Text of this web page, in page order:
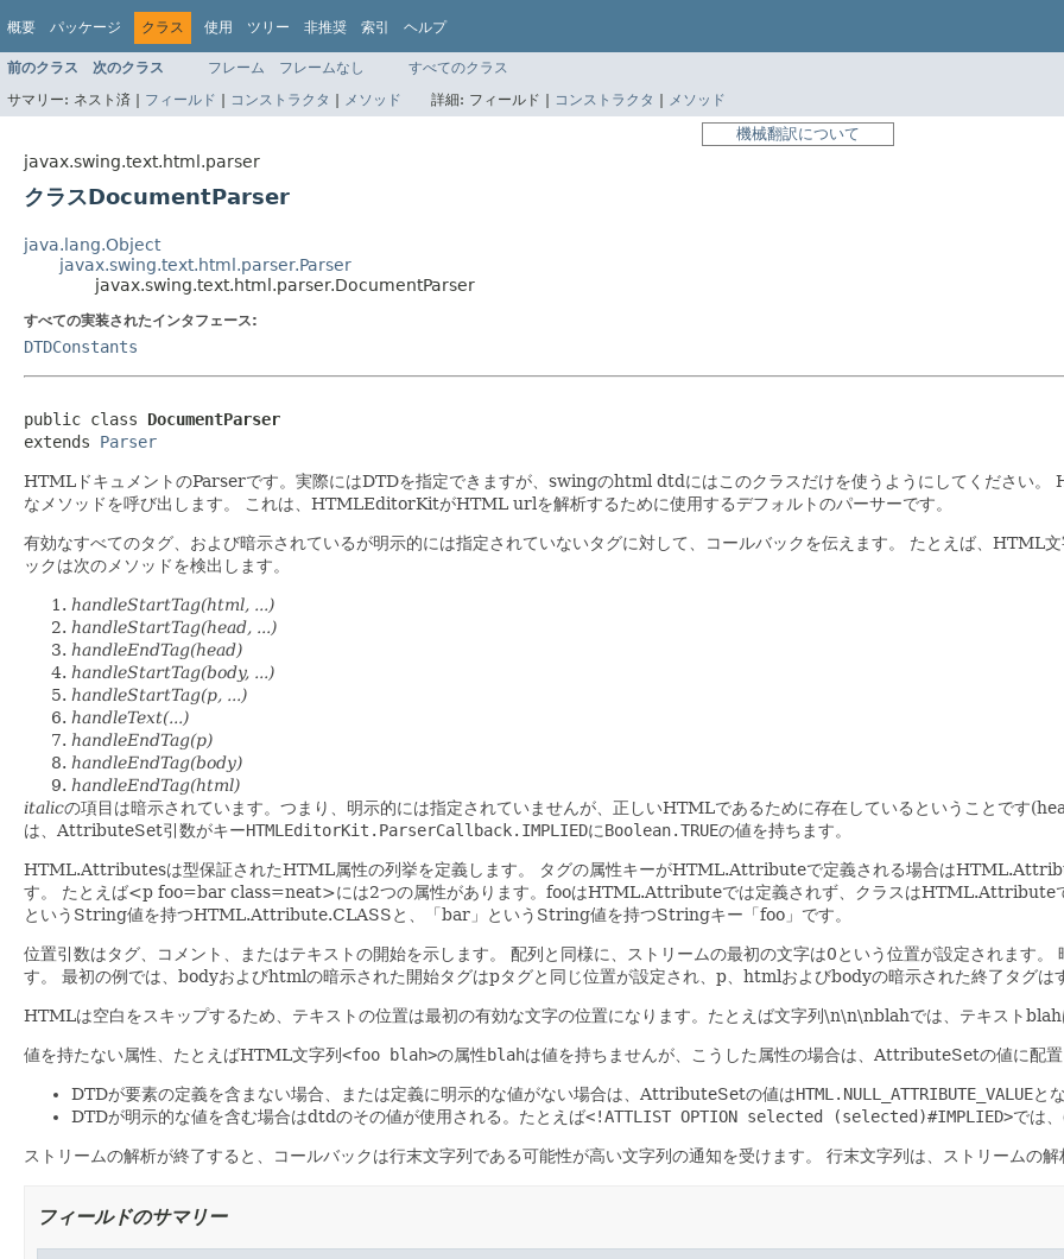
概要 パッケージ クラス 使用 ツリー 非推奨 索引 ヘルプ
前のクラス 次のクラス フレーム フレームなし
すべてのクラス
サマリー: ネスト済 | フィールド | コンストラクタ | メソッド 詳細: フィールド | コンストラクタ | メソッド
機械翻訳について
javax.swing.text.html.parser
クラスDocumentParser
java.lang.Object
javax.swing.text.html.parser.Parser
javax.swing.text.html.parser.DocumentParser
すべての実装されたインタフェース:
DTDConstants
public class DocumentParser
extends Parser
HTMLドキュメントのParserです。実際にはDTDを指定できますが、swingのhtml dtdにはこのクラスだけを使うようにしてください。
なメソッドを呼び出します。
これは、HTMLEditorKitがHTML urlを解析するために使用するデフォルトのパーサーです。
有効なすべてのタグ、および暗示されているが明示的には指定されていないタグに対して、コールバックを伝えます。 たとえば、HTML
ックは次のメソッドを検出します。
handleStartTag(html, ...)
handleStartTag(head, ...)
handleEndTag(head)
handleStartTag(body, ...)
handleStartTag(p, ...)
handleText(...)
handleEndTag(p)
handleEndTag(body)
handleEndTag(html)
italicの項目は暗示されています。つまり、明示的には指定されていませんが、正しいHTMLであるために存在しているということです
は、AttributeSet引数がキーHTMLEditorKit.ParserCallback.IMPLIEDにBoolean.TRUEの値を持ちます。
HTML.Attributesは型保証されたHTML属性の列挙を定義します。
タグの属性キーがHTML.Attributeで定義される場合は
す。
たとえば<p foo=bar class=neat>には2つの属性があります。fooはHTML.Attributeでは定義されず、クラスはHTML.Attribute
というString値を持つHTML.Attribute.CLASSと、「bar」というString値を持つStringキー「foo」です。
位置引数はタグ、コメント、またはテキストの開始を示します。 配列と同様に、ストリームの最初の文字は0という位置が設定されます。
す。
最初の例では、bodyおよびhtmlの暗示された開始タグはpタグと同じ位置が設定され、p、htmlおよびbodyの暗示された終了タグは
HTMLは空白をスキップするため、テキストの位置は最初の有効な文字の位置になります。たとえば文字列\n\n\nblahでは、テキストblah
値を持たない属性、たとえばHTML文字列<foo blah>の属性blahは値を持ちませんが、こうした属性の場合は、AttributeSetの値に配置
DTDが要素の定義を含まない場合、または定義に明示的な値がない場合は、AttributeSetの値はHTML.NULL_ATTRIBUTE_VALUEと
DTDが明示的な値を含む場合はdtdのその値が使用される。たとえば<!ATTLIST OPTION selected (selected)#IMPLIED>では
ストリームの解析が終了すると、コールバックは行末文字列である可能性が高い文字列の通知を受けます。 行末文字列は、ストリームの
フィールドのサマリー